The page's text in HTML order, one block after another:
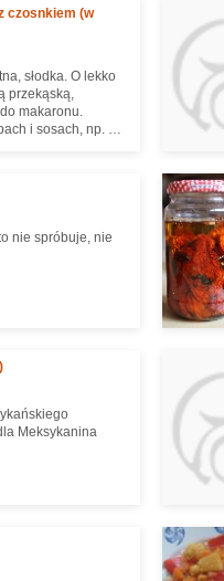
może to
czosnkiem (w
słodka. O lekko
przekąską,
makaronu.
i sosach, np. do
nie spróbuje, nie
Meksykanina